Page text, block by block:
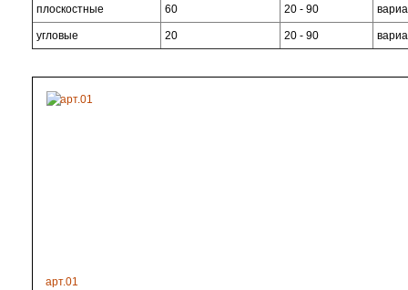
плоскостные 60 20 - 90
угловые 20 20 - 90
арт.01